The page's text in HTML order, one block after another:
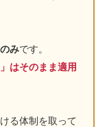
みです。
はそのまま適用
る体制を取って